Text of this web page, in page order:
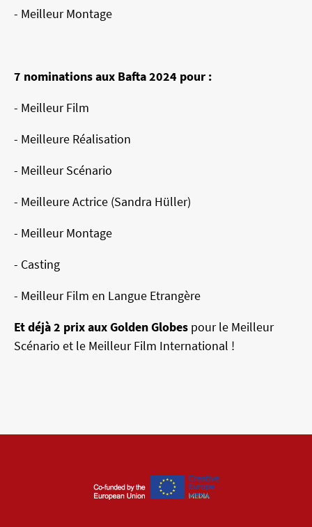
- Meilleur Montage
7 nominations aux Bafta 2024 pour :
- Meilleur Film
- Meilleure Réalisation
- Meilleur Scénario
- Meilleure Actrice (Sandra Hüller)
- Meilleur Montage
- Casting
- Meilleur Film en Langue Etrangère
Et déjà 2 prix aux Golden Globes pour le Meilleur
Scénario et le Meilleur Film International !